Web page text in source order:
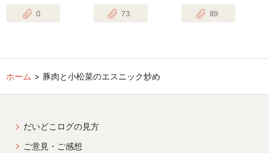
0 73 89
ホーム 豚肉と小松菜のエスニック炒め
だいどこログの見方
ご意見・ご感想